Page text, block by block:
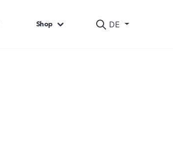
DE
Shop